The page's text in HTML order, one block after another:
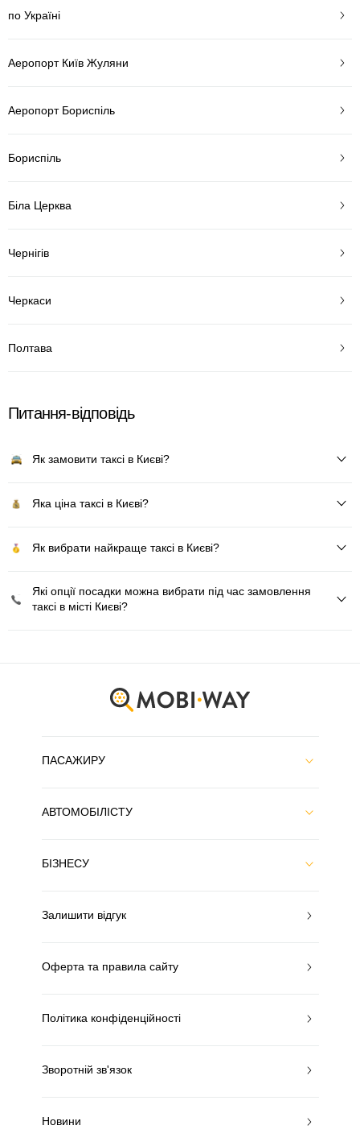
по Україні
Аеропорт Київ Жуляни
Аеропорт Бориспіль
Бориспіль
Біла Церква
Чернігів
Черкаси
Полтава
Питання-відповідь
Як замовити таксі в Києві?
Яка ціна таксі в Києві?
Як вибрати найкраще таксі в Києві?
Які опції посадки можна вибрати під час замовлення
таксі в місті Києві?
ПАСАЖИРУ
АВТОМОБІЛІСТУ
БІЗНЕСУ
Залишити відгук
Оферта та правила сайту
Політика конфіденційності
Зворотній зв'язок
Новини